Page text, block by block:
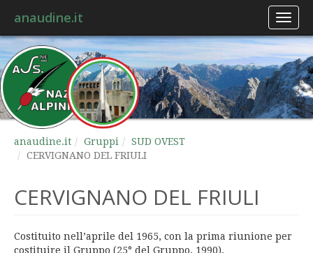
anaudine.it
anaudine.it Gruppi
SUD OVEST
CERVIGNANO DEL FRIULI
CERVIGNANO DEL FRIULI
Costituito nell’aprile del 1965, con la prima riunione per
costituire il Gruppo (25° del Gruppo, 1990).